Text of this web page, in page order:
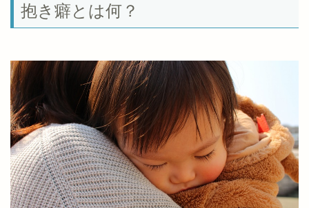
抱き癖とは何？